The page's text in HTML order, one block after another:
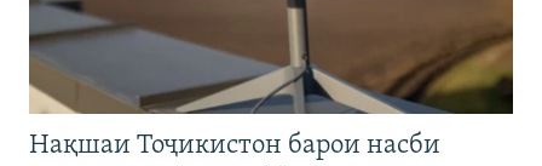
Нақшаи Тоҷикистон барои насби